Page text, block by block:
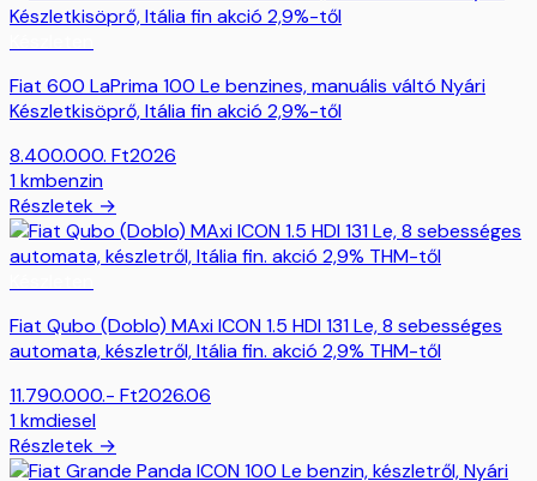
Fiat 600 LaPrima 100 Le benzines, manuális váltó Nyári
Készletkisöprő, Itália fin akció 2,9%-től
8.400.000. Ft2026
1kmbenzin
Részletek →
Fiat Qubo (Doblo) MAxi ICON 1.5 HDI 131 Le, 8 sebességes
automata, készletről, Itália fin. akció 2,9% THM-től
11.790.000.- Ft2026.06
1kmdiesel
Részletek →